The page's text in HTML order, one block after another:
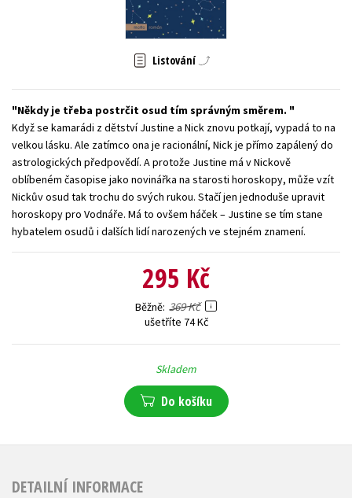
Zahraniční literatura
Všechny tituly
Listování
Někdy je třeba postrčit osud tím správným směrem.
Když se kamarádi z dětství Justine a Nick znovu potkají, vypadá to na
velkou lásku. Ale zatímco ona je racionální, Nick je přímo zapálený do
astrologických předpovědí. A protože Justine má v Nickově
oblíbeném časopise jako novinářka na starosti horoskopy, může vzít
Nickův osud tak trochu do svých rukou. Stačí jen jednoduše upravit
horoskopy pro Vodnáře. Má to ovšem háček – Justine se tím stane
hybatelem osudů i dalších lidí narozených ve stejném znamení.
295 Kč
Běžně 369 Kč
ušetříte 74 Kč
Skladem
Do košíku
DETAILNÍ INFORMACE